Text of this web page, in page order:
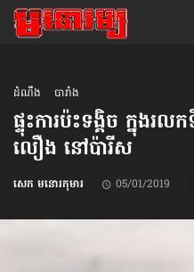
ដំណឹង បារាំង
ផ្ទុះ​ការប៉ះទង្គិច​ ក្នុង​រល
លឿង នៅ​ប៉ារីស
សេក មនោរកុមារ 05/01/2019